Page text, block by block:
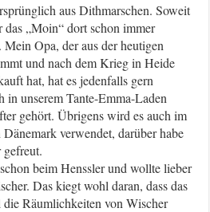
aus Dithmarschen. Soweit
„Moin“ dort schon immer
Mein Opa, der aus der heutigen
und nach dem Krieg in Heide
hat, hat es jedenfalls gern
in unserem Tante-Emma-Laden
gehört. Übrigens wird es auch im
verwendet, darüber habe
beim Henssler und wollte lieber
Das kiegt wohl daran, dass das
Räumlichkeiten von Wischer